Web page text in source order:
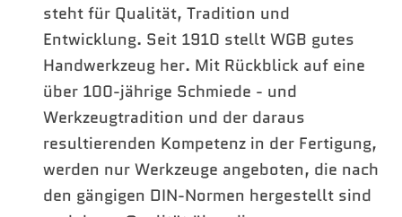
steht für Qualität, Tradition und
Entwicklung. Seit 1910 stellt WGB gutes
Handwerkzeug her. Mit Rückblick auf eine
über 100-jährige Schmiede - und
Werkzeugtradition und der daraus
resultierenden Kompetenz in der Fertigung,
werden nur Werkzeuge angeboten, die nach
den gängigen DIN-Normen hergestellt sind